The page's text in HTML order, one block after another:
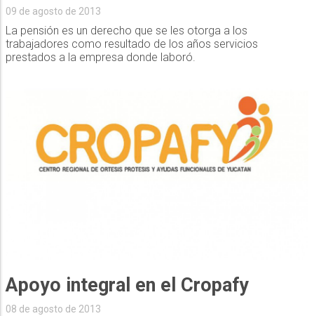
09 de agosto de 2013
La pensión es un derecho que se les otorga a los
trabajadores como resultado de los años servicios
prestados a la empresa donde laboró.
Apoyo integral en el Cropafy
08 de agosto de 2013